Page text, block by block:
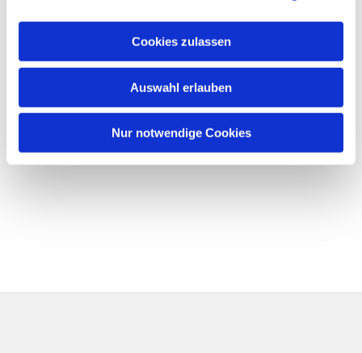
Cookies zulassen
Auswahl erlauben
Nur notwendige Cookies